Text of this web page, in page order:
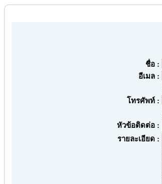
ชื่อ :
อีเมล :
โทรศัพท์ :
หัวข้อติดต่อ :
รายละเอียด :